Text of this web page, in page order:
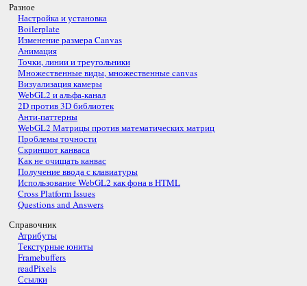
Разное
Настройка и установка
Boilerplate
Изменение размера Canvas
Анимация
Точки, линии и треугольники
Множественные виды, множественные canvas
Визуализация камеры
WebGL2 и альфа-канал
2D против 3D библиотек
Анти-паттерны
WebGL2 Матрицы против математических матриц
Проблемы точности
Скриншот канваса
Как не очищать канвас
Получение ввода с клавиатуры
Использование WebGL2 как фона в HTML
Cross Platform Issues
Questions and Answers
Справочник
Атрибуты
Текстурные юниты
Framebuffers
readPixels
Ссылки